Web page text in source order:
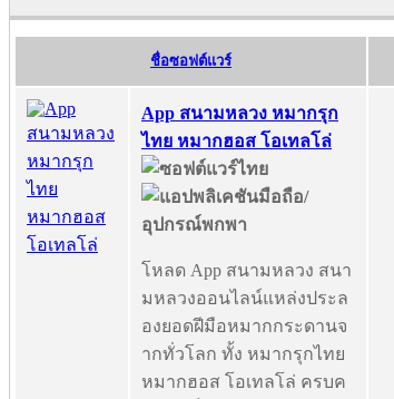
ชื่อซอฟต์แวร์
App สนามหลวง หมากรุก
ไทย หมากฮอส โอเทลโล่
โหลด App สนามหลวง สนา
มหลวงออนไลน์แหล่งประล
องยอดฝีมือหมากกระดานจ
ากทั่วโลก ทั้ง หมากรุกไทย
หมากฮอส โอเทลโล่ ครบค